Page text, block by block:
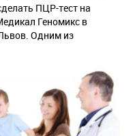
ПЦР-тест на
Геномикс в
Одним из